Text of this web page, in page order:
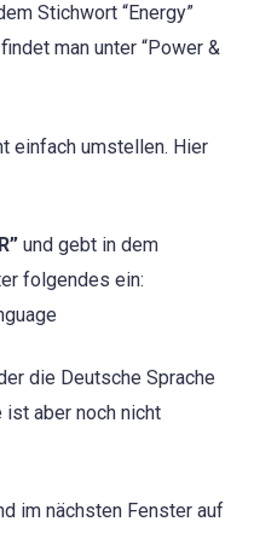
Stichwort “Energy”
man unter “Power &
einfach umstellen. Hier
und gebt in dem
folgendes ein:
die Deutsche Sprache
aber noch nicht
im nächsten Fenster auf